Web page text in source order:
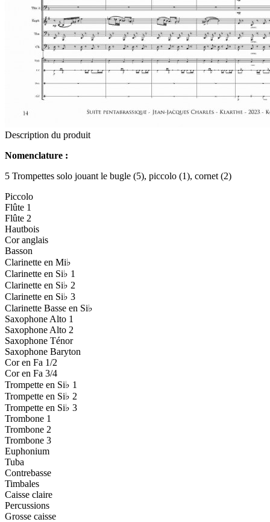
Description du produit
Nomenclature :
5 Trompettes solo jouant le bugle (5), piccolo (1), cornet (2)
Piccolo
Flûte 1
Flûte 2
Hautbois
Cor anglais
Basson
Clarinette en Mi♭
Clarinette en Si♭ 1
Clarinette en Si♭ 2
Clarinette en Si♭ 3
Clarinette Basse en Si♭
Saxophone Alto 1
Saxophone Alto 2
Saxophone Ténor
Saxophone Baryton
Cor en Fa 1/2
Cor en Fa 3/4
Trompette en Si♭ 1
Trompette en Si♭ 2
Trompette en Si♭ 3
Trombone 1
Trombone 2
Trombone 3
Euphonium
Tuba
Contrebasse
Timbales
Caisse claire
Percussions
Grosse caisse